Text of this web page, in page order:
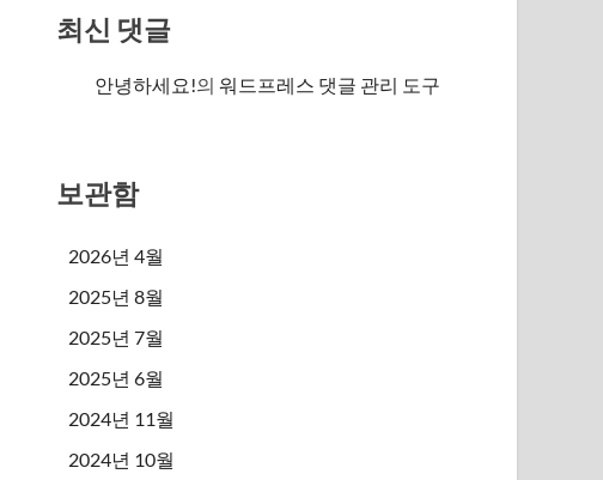
최신 댓글
안녕하세요!의워드프레스 댓글 관리 도구
보관함
2026년 4월
2025년 8월
2025년 7월
2025년 6월
2024년 11월
2024년 10월